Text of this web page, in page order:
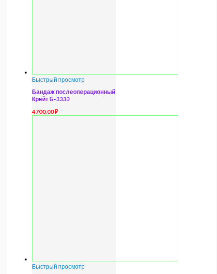
Быстрый просмотр
Бандаж послеоперационный
Крейт Б-3333
4700,00₽
Быстрый просмотр